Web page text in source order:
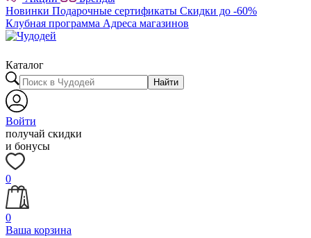
Новинки Подарочные сертификаты Скидки до -60%
Клубная программа Адреса магазинов
Каталог
Найти
Войти
получай скидки
и бонусы
0
0
Ваша корзина